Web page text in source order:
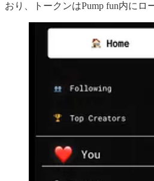
おり、トークンはPump fun内にロ